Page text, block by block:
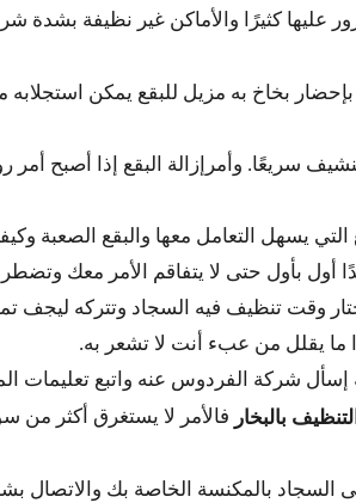
عليها كثيرًا والأماكن غير نظيفة
بخاخ به مزيل للبقع يمكن
سريعًا. وأمرإزالة البقع إذا أصبح أمر
يسهل التعامل معها والبقع الصعبة
بأول حتى لا يتفاقم الأمر معك وتضطر
وقت تنظيف فيه السجاد وتتركه ليجف
ما يقلل من عبء أنت لا تشعر به.
إسأل شركة الفردوس عنه واتبع تعليمات
التنظيف بالبخار فالأمر لا يستغرق أكثر
بالمكنسة الخاصة بك والاتصال